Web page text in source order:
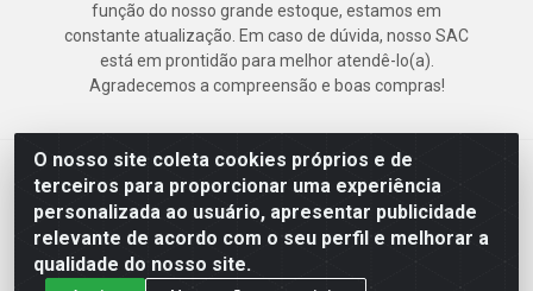
O nosso site coleta cookies próprios e de
terceiros para proporcionar uma experiência
personalizada ao usuário, apresentar publicidade
relevante de acordo com o seu perfil e melhorar a
qualidade do nosso site.
função do nosso grande estoque, estamos em
constante atualização. Em caso de dúvida, nosso SAC
está em prontidão para melhor atendê-lo(a).
Agradecemos a compreensão e boas compras!
Deskontão Atacado - Av. Marechal Mascarenhas de Morais, 2471 -
Imbiribeira - Recife/PE - CEP 51.150-001 - CNPJ 24.150.377/0003-
57